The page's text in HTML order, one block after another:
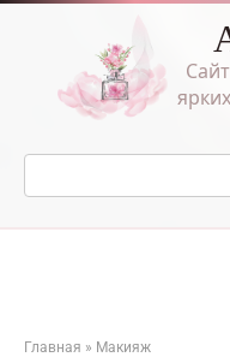
Перейти
Поиск:
Главная » Макияж